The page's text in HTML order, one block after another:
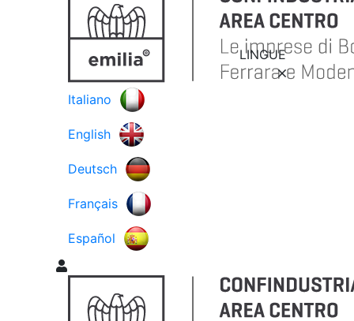
LINGUE
Italiano
English
Deutsch
Français
Español